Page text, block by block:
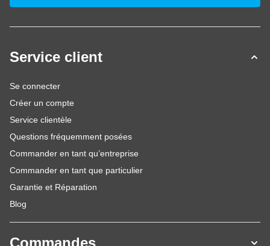
Service client
Se connecter
Créer un compte
Service clientèle
Questions fréquemment posées
Commander en tant qu’entreprise
Commander en tant que particulier
Garantie et Réparation
Blog
Commandes